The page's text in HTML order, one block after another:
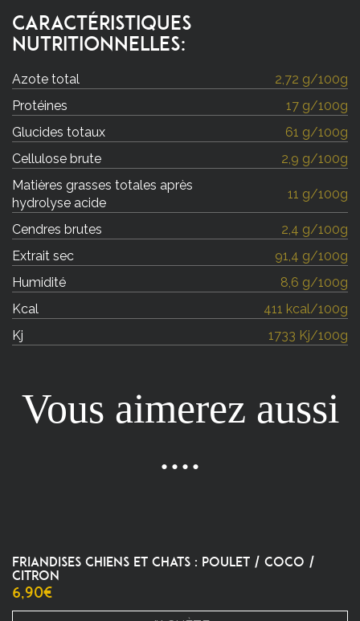
Caractéristiques
nutritionnelles:
Azote total
2,72 g/100g
Protéines
17 g/100g
Glucides totaux
61 g/100g
Cellulose brute
2,9 g/100g
Matières grasses totales après
hydrolyse acide
11 g/100g
Cendres brutes
2,4 g/100g
Extrait sec
91,4 g/100g
Humidité
8,6 g/100g
Kcal
411 kcal/100g
Kj
1733 Kj/100g
Vous aimerez aussi
....
FRIANDISES CHIENS ET CHATS : POULET / COCO /
CITRON
6,90€